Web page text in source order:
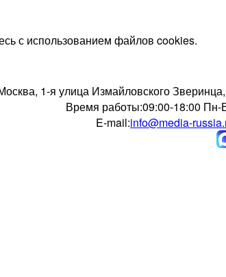
с использованием файлов cookies.
1-я улица Измайловского
Время работы:09:00-18:00 Пн-
E-mail:info@media-